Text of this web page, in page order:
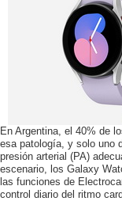
En Argentina, el 40% de
esa patología, y solo uno
presión arterial (PA)
escenario, los Galaxy
las funciones de
control diario del ritmo